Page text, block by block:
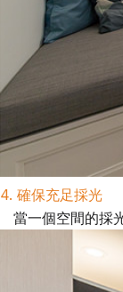
4. 確保充足採光
當一個空間的採